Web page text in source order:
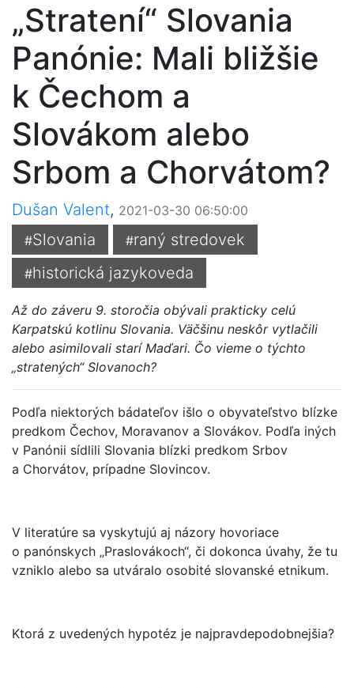
„Stratení“ Slovania
Panónie: Mali bližšie
k Čechom a
Slovákom alebo
Srbom a Chorvátom?
Dušan Valent, 2021-03-30 06:50:00
#Slovania #raný stredovek
#historická jazykoveda
Až do záveru 9. storočia obývali prakticky celú
Karpatskú kotlinu Slovania. Väčšinu neskôr vytlačili
alebo asimilovali starí Maďari. Čo vieme o týchto
„stratených“ Slovanoch?
Podľa niektorých bádateľov išlo o obyvateľstvo blízke
predkom Čechov, Moravanov a Slovákov. Podľa iných
v Panónii sídlili Slovania blízki predkom Srbov
a Chorvátov, prípadne Slovincov.
V literatúre sa vyskytujú aj názory hovoriace
o panónskych „Praslovákoch“, či dokonca úvahy, že tu
vzniklo alebo sa utváralo osobité slovanské etnikum.
Ktorá z uvedených hypotéz je najpravdepodobnejšia?